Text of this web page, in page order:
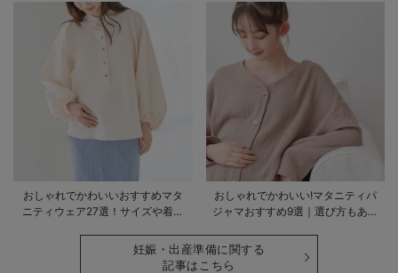
おしゃれでかわいいおすすめマタ
ニティウェア27選！サイズや着る
おしゃれでかわいい!マタニティパ
ジャマおすすめ9選｜選び方もあわ
妊娠・出産準備に関する
記事はこちら